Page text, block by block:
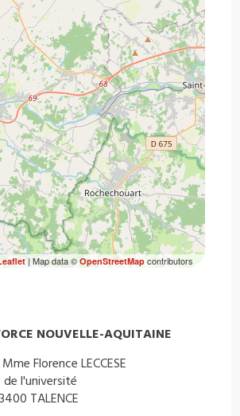
| Map data © OpenStreetMapcontributors
NOUVELLE-AQUITAINE
Mme Florence LECCESE
de l'université
TALENCE